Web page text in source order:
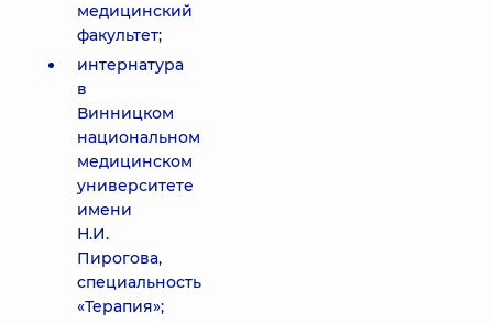
медицинский
факультет;
интернатура
в
Винницком
национальном
медицинском
университете
имени
Н.И.
Пирогова,
специальность
«Терапия»;